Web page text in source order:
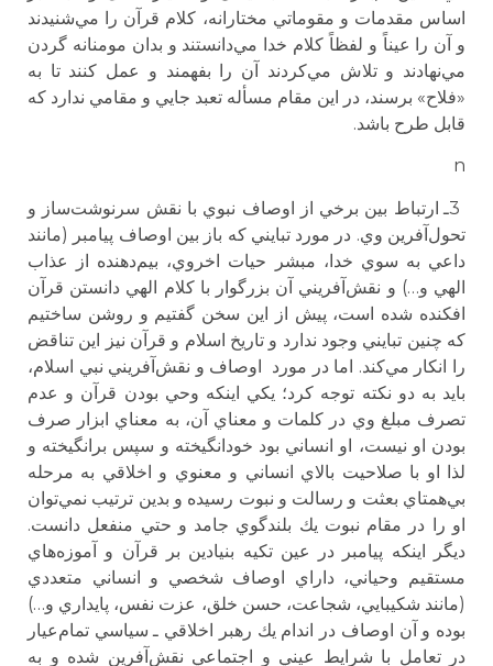
اساس مقدمات و مقوماتي مختارانه، كلام قرآن را مي‌شنيدند
و آن را عيناً و لفظاً كلام خدا مي‌دانستند و بدان مومنانه گردن
مي‌نهادند و تلاش مي‌كردند آن را بفهمند و عمل كنند تا به
«فلاح» برسند، در اين مقام مسأله تعبد جايي و مقامي ندارد كه
قابل طرح باشد.
n
3ـ ارتباط بين برخي از اوصاف نبوي با نقش سرنوشت‌ساز و
تحول‌آفرين وي. در مورد تبايني كه باز بين اوصاف پيامبر (مانند
داعي به سوي خدا، مبشر حيات اخروي، بيم‌دهنده از عذاب
الهي و…) و نقش‌آفريني آن بزرگوار با كلام الهي دانستن قرآن
افكنده شده است، پيش از اين سخن گفتيم و روشن ساختيم
كه چنين تبايني وجود ندارد و تاريخ اسلام و قرآن نيز اين تناقض
را انكار مي‌كند. اما در مورد اوصاف و نقش‌آفريني نبي اسلام،
بايد به دو نكته توجه كرد؛ يكي اينكه وحي بودن قرآن و عدم
تصرف مبلغ وي در كلمات و معناي آن، به معناي ابزار صرف
بودن او نيست، او انساني بود خودانگيخته و سپس برانگيخته و
لذا او با صلاحيت بالاي انساني و معنوي و اخلاقي به مرحله
بي‌همتاي بعثت و رسالت و نبوت رسيده و بدين ترتيب نمي‌توان
او را در مقام نبوت يك بلندگوي جامد و حتي منفعل دانست.
ديگر اينكه پيامبر در عين تكيه بنيادين بر قرآن و آموزه‌هاي
مستقيم وحياني، داراي اوصاف شخصي و انساني متعددي
(مانند شكيبايي، شجاعت، حسن خلق، عزت نفس، پايداري و…)
بوده و آن اوصاف در اندام يك رهبر اخلاقي ـ سياسي تمام‌عيار
در تعامل با شرايط عيني و اجتماعي نقش‌آفرين شده و به